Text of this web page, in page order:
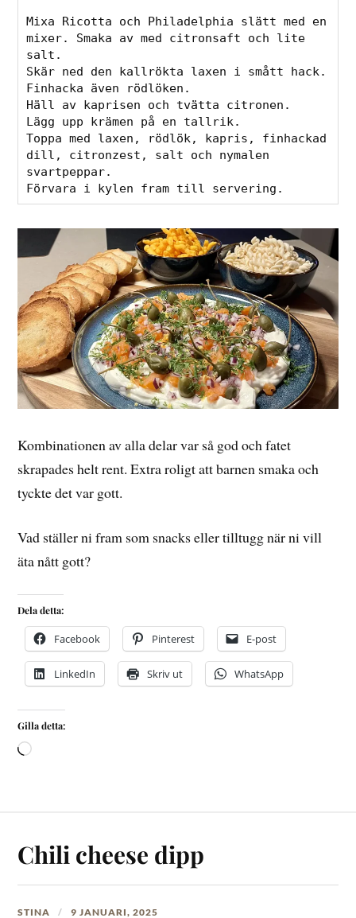
Mixa Ricotta och Philadelphia slätt med en
mixer. Smaka av med citronsaft och lite
salt.
Skär ned den kallrökta laxen i smått hack.
Finhacka även rödlöken.
Häll av kaprisen och tvätta citronen.
Lägg upp krämen på en tallrik.
Toppa med laxen, rödlök, kapris, finhackad
dill, citronzest, salt och nymalen
svartpeppar.
Förvara i kylen fram till servering.
Kombinationen av alla delar var så god och fatet
skrapades helt rent. Extra roligt att barnen smaka och
tyckte det var gott.
Vad ställer ni fram som snacks eller tilltugg när ni vill
äta nått gott?
Dela detta:
Facebook Pinterest E-post
LinkedIn Skriv ut WhatsApp
Gilla detta:
Chili cheese dipp
STINA 9 JANUARI, 2025